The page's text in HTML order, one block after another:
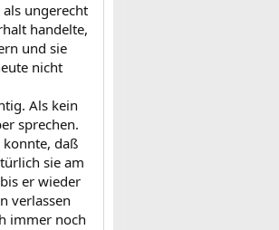
ungerecht
handelte,
und sie
nicht
Als kein
sprechen.
konnte, daß
sie am
er wieder
verlassen
immer noch